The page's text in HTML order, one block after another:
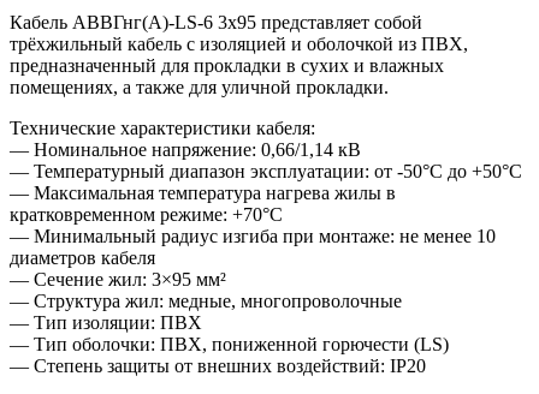
Кабель АВВГнг(А)-LS-6 3х95 представляет собой
трёхжильный кабель с изоляцией и оболочкой из ПВХ,
предназначенный для прокладки в сухих и влажных
помещениях, а также для уличной прокладки.
Технические характеристики кабеля:
— Номинальное напряжение: 0,66/1,14 кВ
— Температурный диапазон эксплуатации: от -50°C до +50°C
— Максимальная температура нагрева жилы в
кратковременном режиме: +70°C
— Минимальный радиус изгиба при монтаже: не менее 10
диаметров кабеля
— Сечение жил: 3×95 мм²
— Структура жил: медные, многопроволочные
— Тип изоляции: ПВХ
— Тип оболочки: ПВХ, пониженной горючести (LS)
— Степень защиты от внешних воздействий: IP20